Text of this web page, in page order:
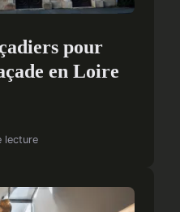
pour
en Loire
lecture